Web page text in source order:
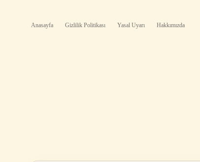
Anasayfa Gizlilik Politikası Yasal Uyarı Hakkımızda